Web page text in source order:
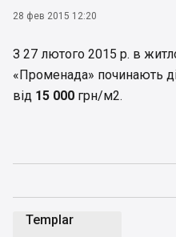
28 фев 2015 12:20
З 27 лютого 2015 р. в
«Променада» починають
від 15 000 грн/м2.
Templar